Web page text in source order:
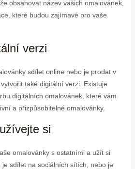
obsahovat název vašich omalovánek,
které budou zajímavé pro vaše
verzi
sdílet online nebo je prodat v
také digitální verzi. Existuje
digitálních omalovánek, které vám
a přizpůsobitelné omalovánky.
si
omalovánky s ostatními a užít si
je sdílet na sociálních sítích, nebo je